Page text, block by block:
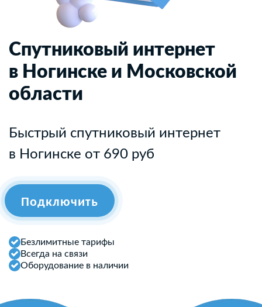
Спутниковый интернет
в Ногинске и Московской
области
Быстрый спутниковый интернет
в Ногинске от 690 руб
Подключить
Безлимитные тарифы
Всегда на связи
Оборудование в наличии